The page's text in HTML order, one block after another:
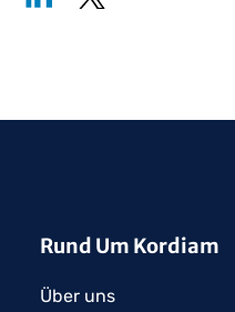
Rund Um Kordiam
Über uns